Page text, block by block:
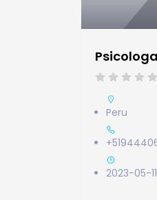
Psicologa
Peru
2023-05-11